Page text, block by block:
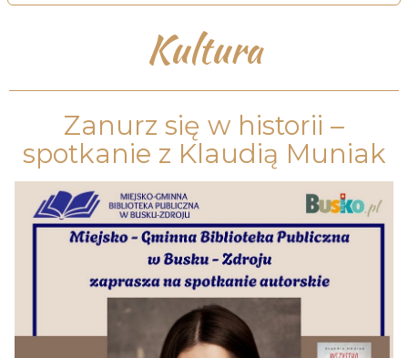
Kultura
Zanurz się w historii –
spotkanie z Klaudią Muniak